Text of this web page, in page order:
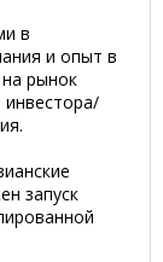
в
и опыт в
рынок
инвестора/
запуск